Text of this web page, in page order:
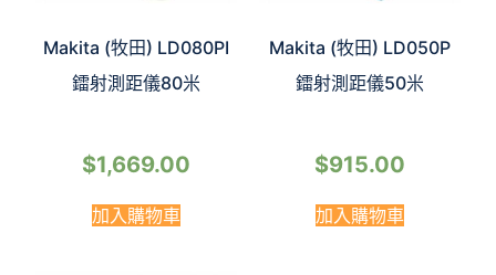
Makita (牧田) LD080PI
鐳射測距儀80米
$1,669.00
加入購物車
Makita (牧田) LD050P
鐳射測距儀50米
$915.00
加入購物車